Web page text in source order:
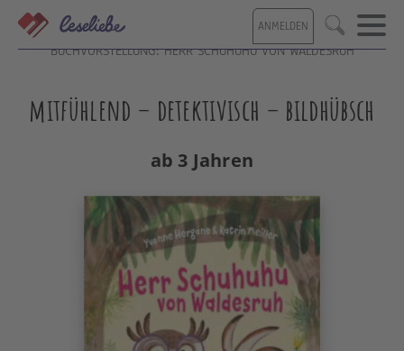
Direkt
zum
Inhalt
ANMELDEN Suche
BUCHVORSTELLUNG: HERR SCHUHUHU VON WALDESRUH
mitfühlend – detektivisch – bildhübsch
ab 3 Jahren